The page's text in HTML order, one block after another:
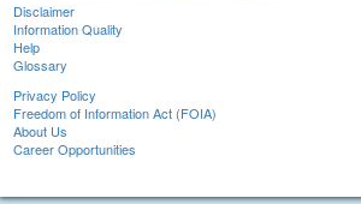
Disclaimer
Information Quality
Help
Glossary
Privacy Policy
Freedom of Information Act (FOIA)
About Us
Career Opportunities